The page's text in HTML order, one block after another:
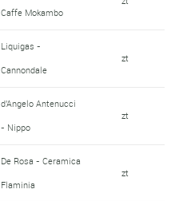
Caffe Mokambo
Liquigas -
Cannondale
zt
d'Angelo Antenucci
- Nippo
zt
De Rosa - Ceramica
Flaminia
zt